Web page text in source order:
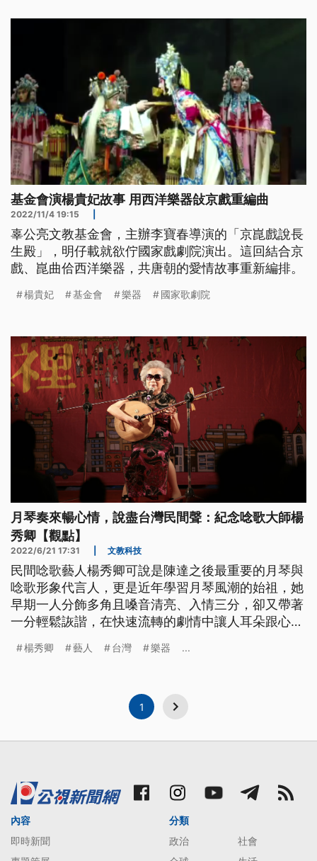
基金會演楊貴妃故事 用西洋樂器敆京戲重編曲
2022/11/4 19:15
辜公亮文教基金會，主辦李寶春導演的「京崑戲說長
生殿」，明仔載就欲佇國家戲劇院演出。這回結合京
戲、崑曲佮西洋樂器，共唐朝的愛情故事重新編排。
楊貴妃 基金會 樂器 國家歌劇院
月琴奏來暢心情，說盡台灣民間聲：紀念唸歌大師楊
秀卿【觀點】
2022/6/21 17:31 文教科技
民間唸歌藝人楊秀卿可說是陳達之後最重要的月琴與
唸歌形象代言人，更是近年學習月琴風潮的始祖，她
早期一人分飾多角且嗓音清亮、入情三分，卻又帶著
一分輕鬆詼諧，在快速流轉的劇情中讓人耳朵跟心裡
著情境需求隨口唸出七言押韻歌詞，這無疑都是幾十
楊秀卿 藝人 台灣 樂器 ...
1
內容
即時新聞
分類
政治
社會